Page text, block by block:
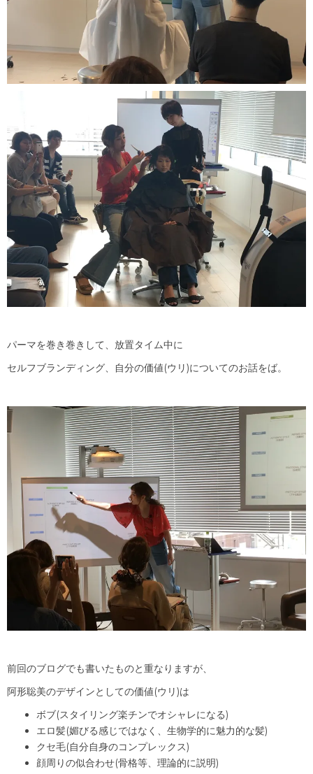
パーマを巻き巻きして、放置タイム中に
セルフブランディング、自分の価値(ウリ)についてのお話をば。
前回のブログでも書いたものと重なりますが、
阿形聡美のデザインとしての価値(ウリ)は
ボブ(スタイリング楽チンでオシャレになる)
エロ髪(媚びる感じではなく、生物学的に魅力的な髪)
クセ毛(自分自身のコンプレックス)
顔周りの似合わせ(骨格等、理論的に説明)